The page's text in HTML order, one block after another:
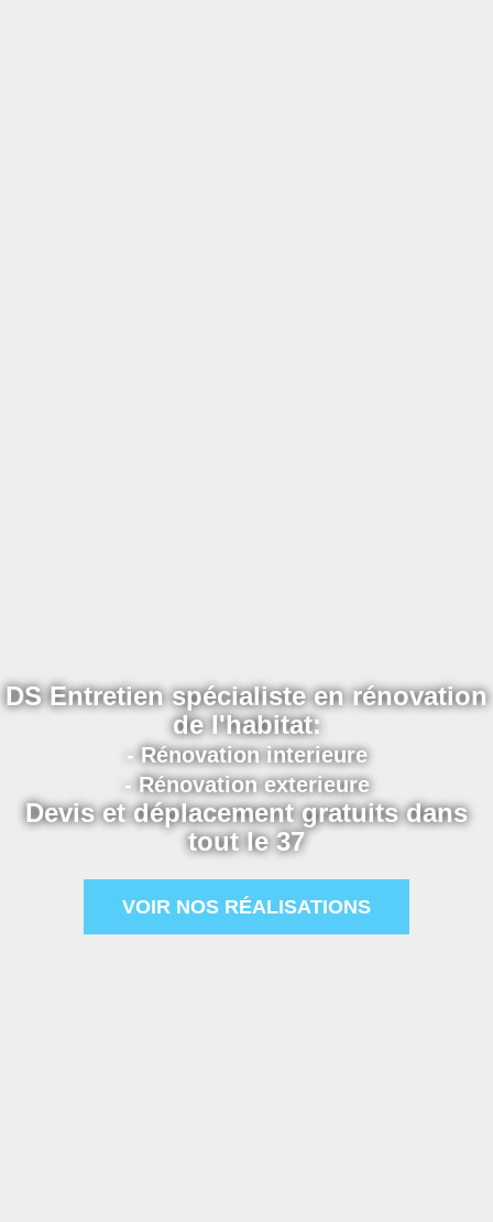
DS Entretien spécialiste en rénovation
de l'habitat:
- Rénovation interieure
- Rénovation exterieure
Devis et déplacement gratuits dans
tout le 37
VOIR NOS RÉALISATIONS